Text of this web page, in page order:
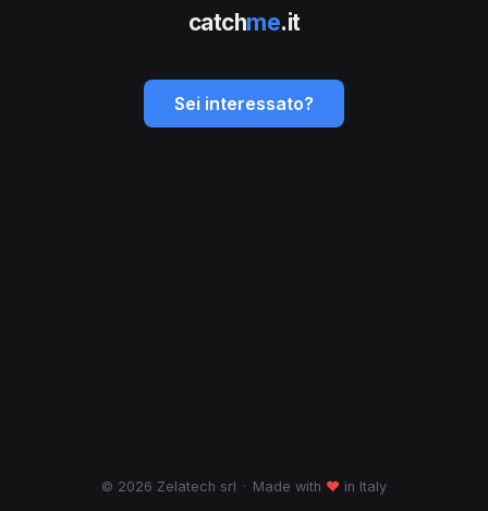
catchme.it
Sei interessato?
© 2026 Zelatech srl · Made with ♥ in Italy